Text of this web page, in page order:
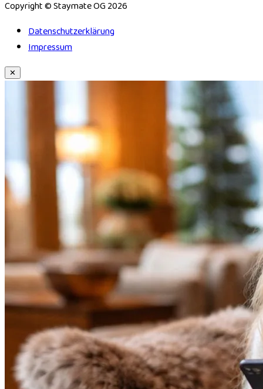
Copyright © Staymate OG 2026
Daten­schutz­erklärung
Impressum
✕